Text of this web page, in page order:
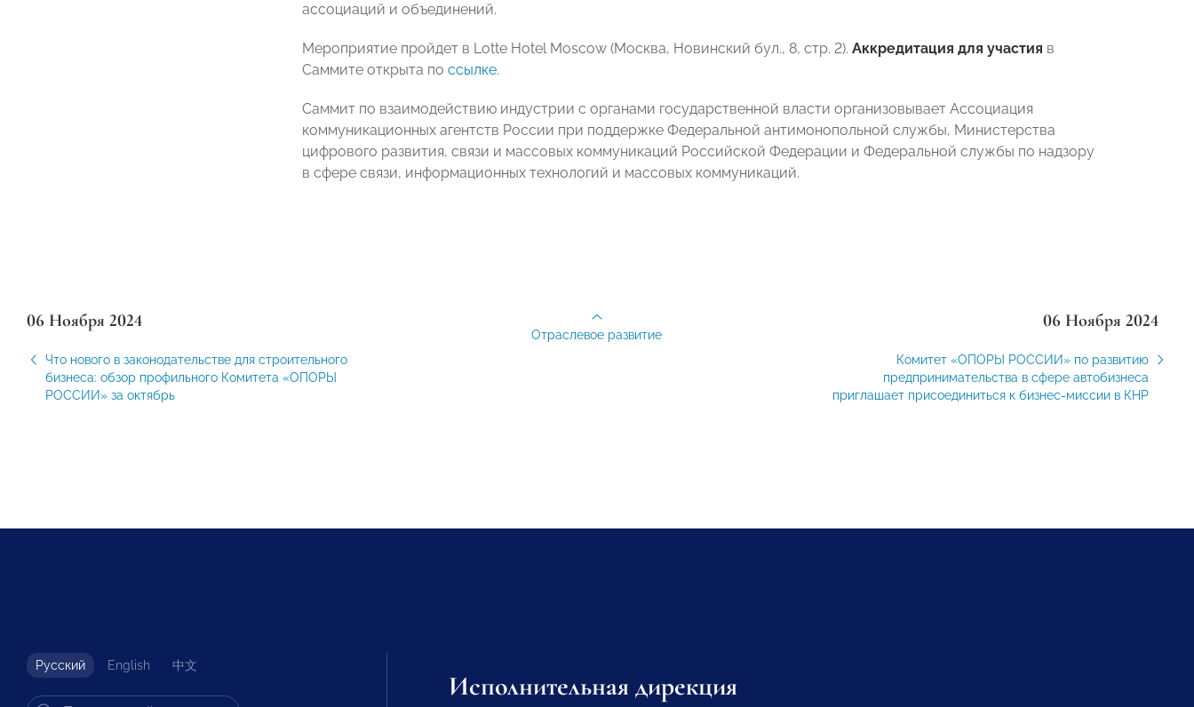
ассоциаций и объединений.
Мероприятие пройдет в Lotte Hotel Moscow (Москва, Новинский бул., 8, стр. 2). Аккредитация для участия в
Саммите открыта по ссылке.
Саммит по взаимодействию индустрии с органами государственной власти организовывает Ассоциация
коммуникационных агентств России при поддержке Федеральной антимонопольной службы, Министерства
цифрового развития, связи и массовых коммуникаций Российской Федерации и Федеральной службы по надзору
в сфере связи, информационных технологий и массовых коммуникаций.
06 Ноября 2024
Что нового в законодательстве для строительного
бизнеса: обзор профильного Комитета «ОПОРЫ
РОССИИ» за октябрь
06 Ноября 2024
Комитет «ОПОРЫ РОССИИ» по развитию
предпринимательства в сфере автобизнеса
приглашает присоединиться к бизнес-миссии в КНР
Отраслевое развитие
Русский English 中文
Исполнительная дирекция